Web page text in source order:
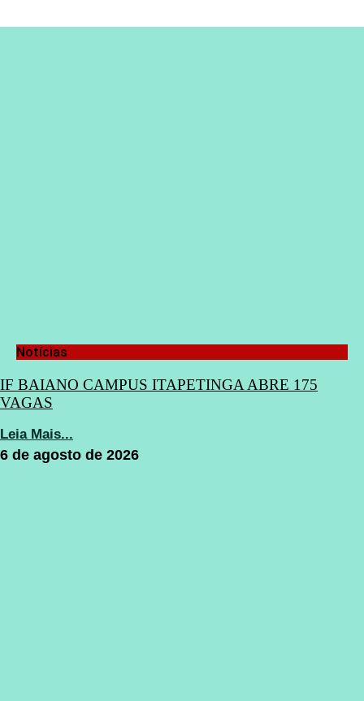
Notícias
IF BAIANO CAMPUS ITAPETINGA ABRE 175
VAGAS
Leia Mais...
6 de agosto de 2026